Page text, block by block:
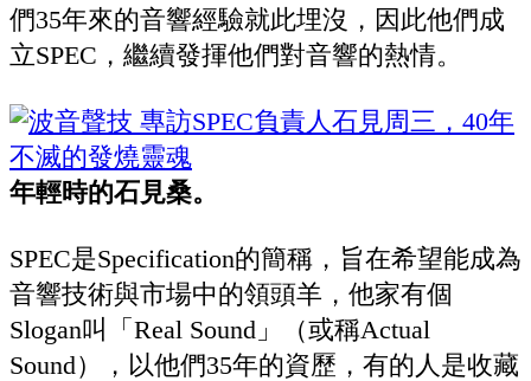
們35年來的音響經驗就此埋沒，因此他們成
立SPEC，繼續發揮他們對音響的熱情。
年輕時的石見桑。
SPEC是Specification的簡稱，旨在希望能成為
音響技術與市場中的領頭羊，他家有個
Slogan叫「Real Sound」（或稱Actual
Sound），以他們35年的資歷，有的人是收藏